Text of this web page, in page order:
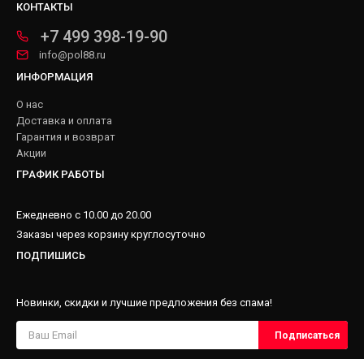
КОНТАКТЫ
+7 499 398-19-90
info@pol88.ru
ИНФОРМАЦИЯ
О нас
Доставка и оплата
Гарантия и возврат
Акции
ГРАФИК РАБОТЫ
Ежедневно с 10.00 до 20.00
Заказы через корзину круглосуточно
ПОДПИШИСЬ
Новинки, скидки и лучшие предложения без спама!